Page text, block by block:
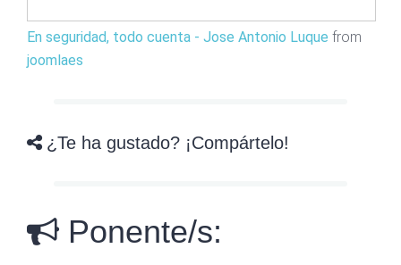
En seguridad, todo cuenta - Jose Antonio Luque from
joomlaes
¿Te ha gustado? ¡Compártelo!
Ponente/s: